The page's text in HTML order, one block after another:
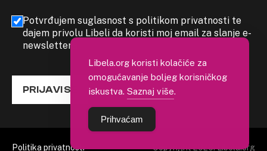
Potvrđujem suglasnost s politikom privatnosti te
dajem privolu Libeli da koristi moj email za slanje e-
newslettera
PRIJAVI SE
Politika privatnosti Copyright 2026. Libela.org
Libela.org koristi kolačiće za
omogućavanje boljeg korisničkog
iskustva. Saznaj više.
Prihvaćam